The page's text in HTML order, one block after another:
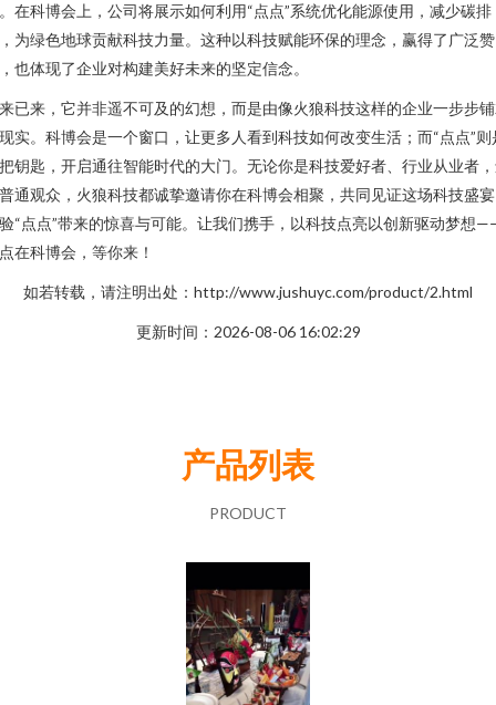
在科博会上，公司将展示如何利用“点点”系统优化能源使用，减少碳排
为绿色地球贡献科技力量。这种以科技赋能环保的理念，赢得了广泛赞
也体现了企业对构建美好未来的坚定信念。
已来，它并非遥不可及的幻想，而是由像火狼科技这样的企业一步步
实。科博会是一个窗口，让更多人看到科技如何改变生活；而“点点”则
钥匙，开启通往智能时代的大门。无论你是科技爱好者、行业从业者
通观众，火狼科技都诚挚邀请你在科博会相聚，共同见证这场科技盛
“点点”带来的惊喜与可能。让我们携手，以科技点亮以创新驱动梦想
在科博会，等你来！
如若转载，请注明出处：http://www.jushuyc.com/product/2.html
更新时间：2026-08-06 16:02:29
产品列表
PRODUCT